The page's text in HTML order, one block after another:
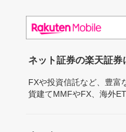
ネット証券の楽天証券
FXや投資信託など、豊富
貨建てMMFやFX、海外